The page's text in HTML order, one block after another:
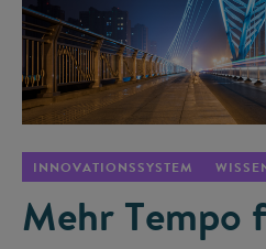
INNOVATIONSSYSTEM
Mehr Tempo